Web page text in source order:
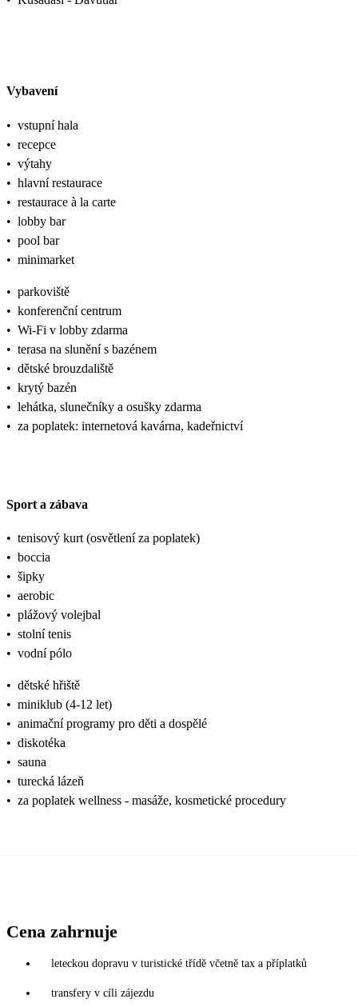
Vybavení
• vstupní hala
• recepce
• výtahy
• hlavní restaurace
• restaurace à la carte
• lobby bar
• pool bar
• minimarket
• parkoviště
• konferenční centrum
• Wi-Fi v lobby zdarma
• terasa na slunění s bazénem
• dětské brouzdaliště
• krytý bazén
• lehátka, slunečníky a osušky zdarma
• za poplatek: internetová kavárna, kadeřnictví
Sport a zábava
• tenisový kurt (osvětlení za poplatek)
• boccia
• šipky
• aerobic
• plážový volejbal
• stolní tenis
• vodní pólo
• dětské hřiště
• miniklub (4-12 let)
• animační programy pro děti a dospělé
• diskotéka
• sauna
• turecká lázeň
• za poplatek wellness - masáže, kosmetické procedury
Cena zahrnuje
leteckou dopravu v turistické třídě včetně tax a příplatků
transfery v cíli zájezdu